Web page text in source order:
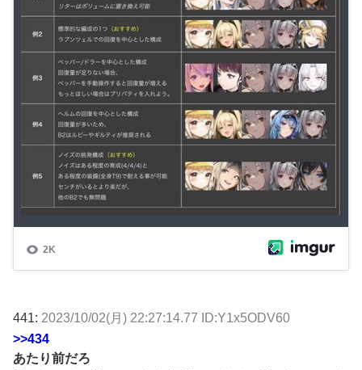
441: 2023/10/02(月) 22:27:14.77 ID:Y1x5ODV60
>>434
あたり前だろ